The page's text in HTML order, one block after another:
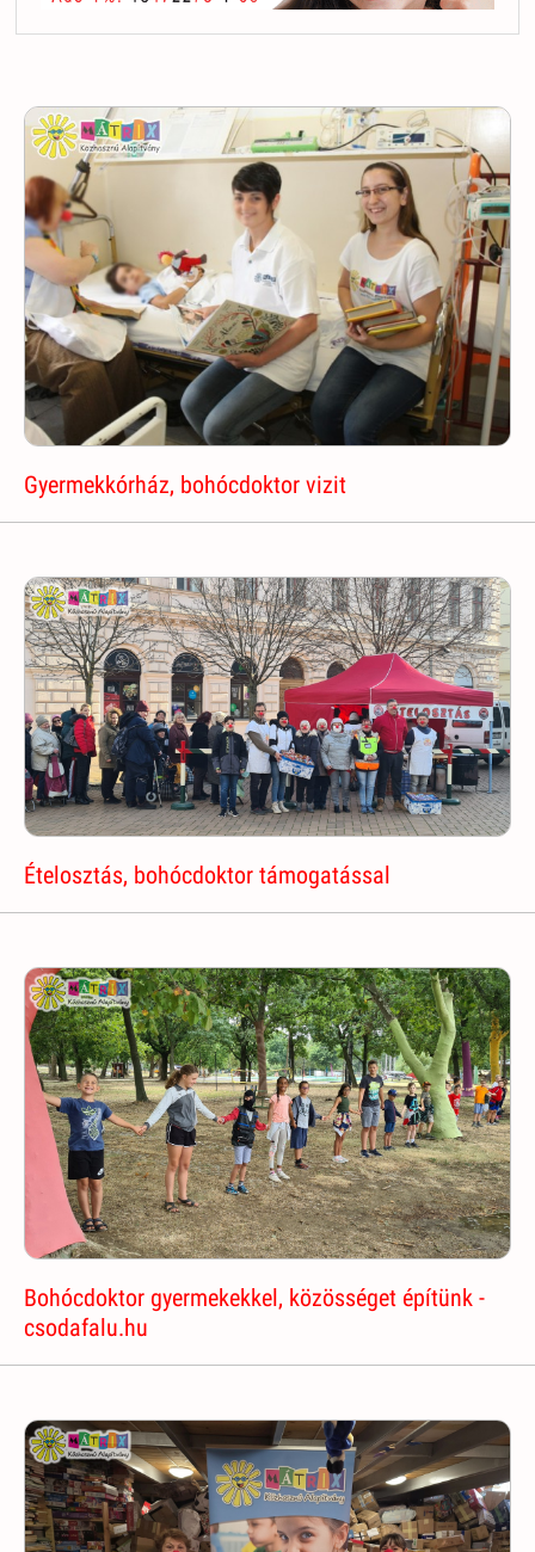
Gyermekkórház, bohócdoktor vizit
Ételosztás, bohócdoktor támogatással
Bohócdoktor gyermekekkel, közösséget építünk -
csodafalu.hu